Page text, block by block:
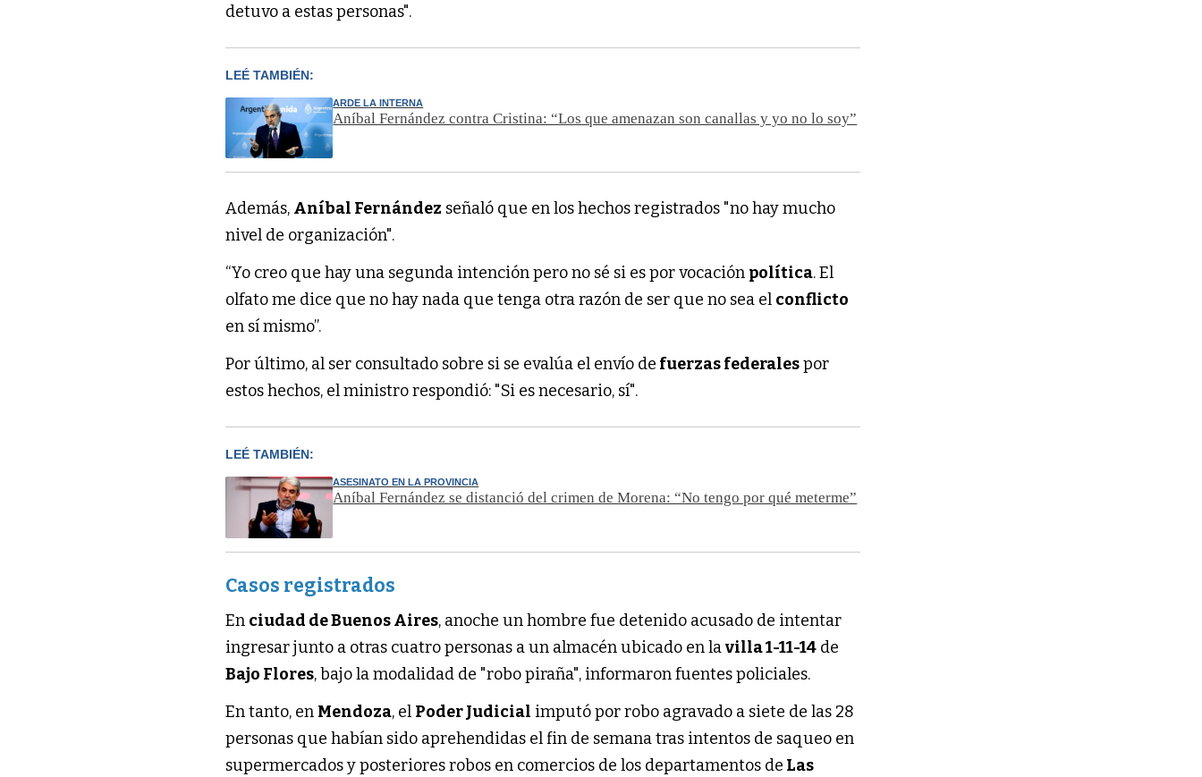
detuvo a estas personas".
LEÉ TAMBIÉN:
ARDE LA INTERNA
Aníbal Fernández contra Cristina: “Los que amenazan son canallas y yo no lo soy”
Además, Aníbal Fernández señaló que en los hechos registrados "no hay mucho
nivel de organización".
“Yo creo que hay una segunda intención pero no sé si es por vocación política. El
olfato me dice que no hay nada que tenga otra razón de ser que no sea el conflicto
en sí mismo”.
Por último, al ser consultado sobre si se evalúa el envío de fuerzas federalespor
estos hechos, el ministro respondió: "Si es necesario, sí".
LEÉ TAMBIÉN:
ASESINATO EN LA PROVINCIA
Aníbal Fernández se distanció del crimen de Morena: “No tengo por qué meterme”
Casos registrados
En ciudad de Buenos Aires, anoche un hombre fue detenido acusado de intentar
ingresar junto a otras cuatro personas a un almacén ubicado en lavilla 1-11-14 de
Bajo Flores, bajo la modalidad de "robo piraña", informaron fuentes policiales.
En tanto, en Mendoza, el Poder Judicial imputó por robo agravado a siete de las 28
personas que habían sido aprehendidas el fin de semana tras intentos de saqueo en
supermercados y posteriores robos en comercios de los departamentos de Las